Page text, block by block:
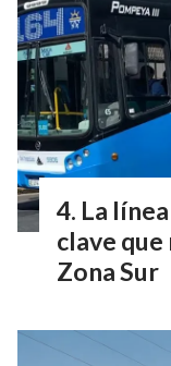
La
clave
Zona Sur